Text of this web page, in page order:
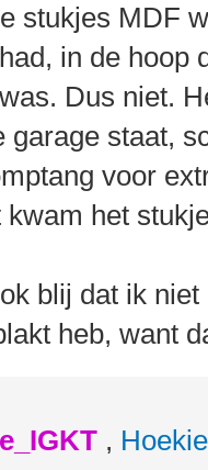
stukjes MDF
in de hoop
Dus niet.
garage staat,
voor
kwam het
blij dat ik
heb, want
, Hoekie